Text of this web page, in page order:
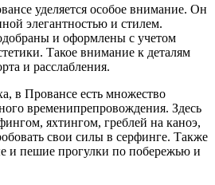
уделяется особое внимание. Он
элегантностью и стилем.
и оформлены с учетом
Такое внимание к деталям
и расслабления.
в Провансе есть множество
временипрепровождения. Здесь
яхтингом, греблей на каноэ,
свои силы в серфинге. Также
и пешие прогулки по побережью и